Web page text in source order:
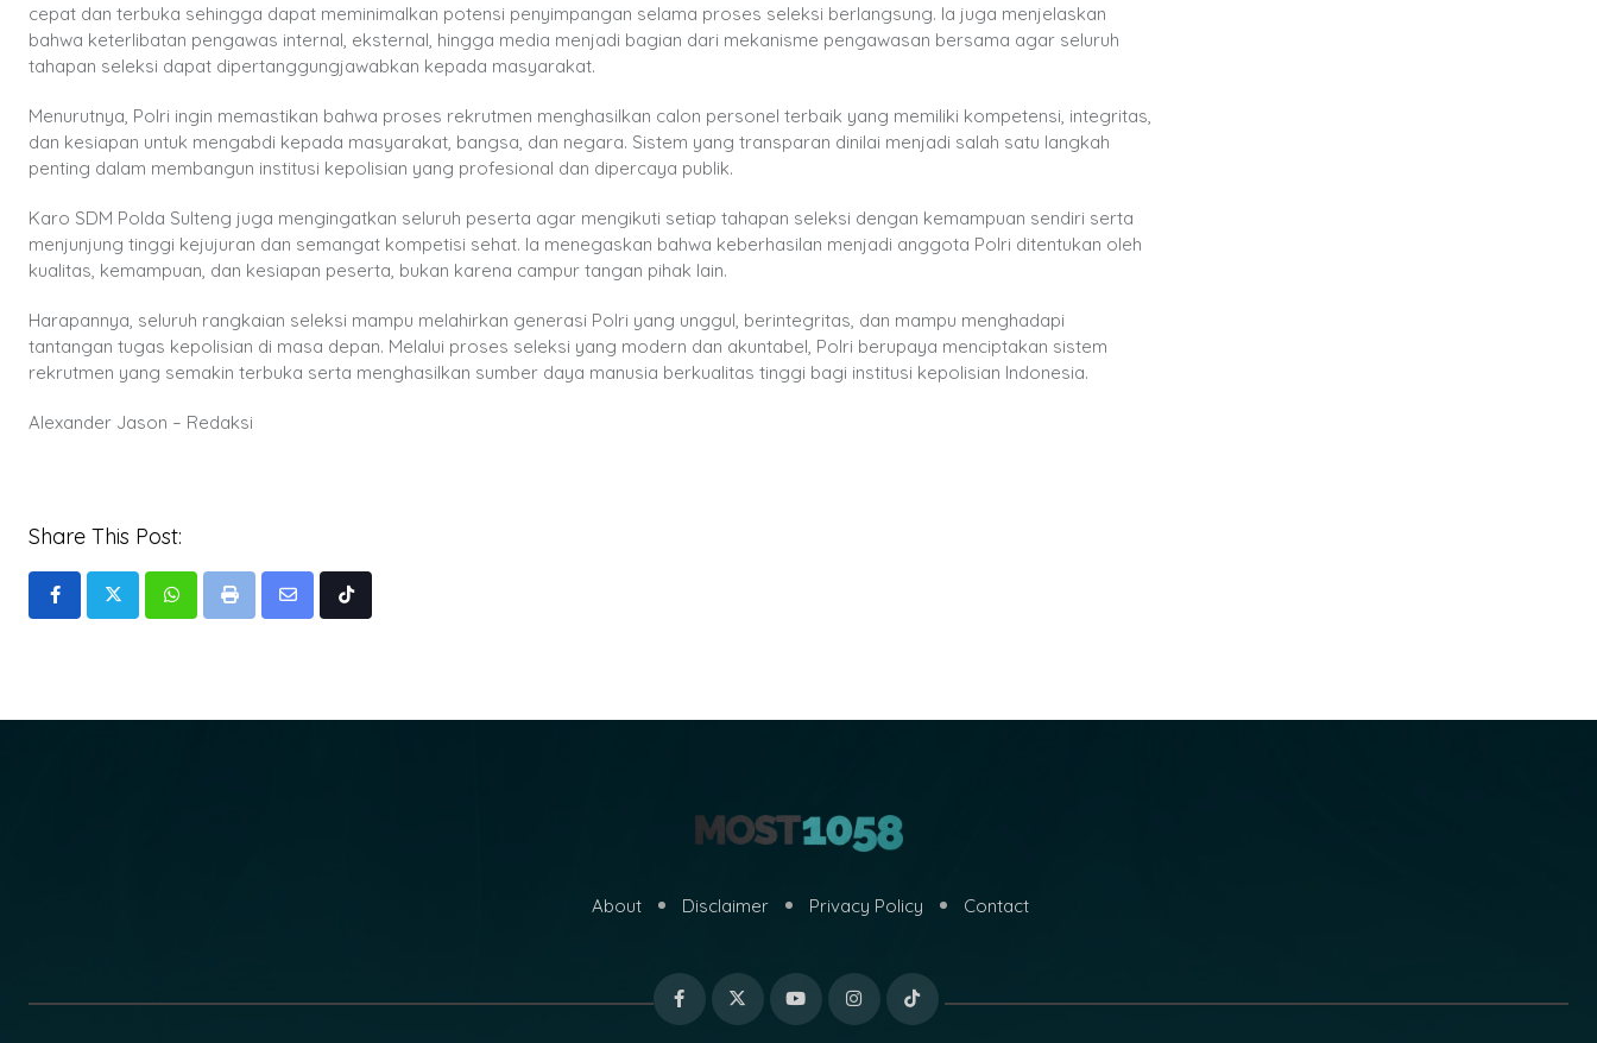
cepat dan terbuka sehingga dapat meminimalkan potensi penyimpangan selama proses seleksi berlangsung. Ia juga menjelaskan
bahwa keterlibatan pengawas internal, eksternal, hingga media menjadi bagian dari mekanisme pengawasan bersama agar seluruh
tahapan seleksi dapat dipertanggungjawabkan kepada masyarakat.
Menurutnya, Polri ingin memastikan bahwa proses rekrutmen menghasilkan calon personel terbaik yang memiliki kompetensi, integritas,
dan kesiapan untuk mengabdi kepada masyarakat, bangsa, dan negara. Sistem yang transparan dinilai menjadi salah satu langkah
penting dalam membangun institusi kepolisian yang profesional dan dipercaya publik.
Karo SDM Polda Sulteng juga mengingatkan seluruh peserta agar mengikuti setiap tahapan seleksi dengan kemampuan sendiri serta
menjunjung tinggi kejujuran dan semangat kompetisi sehat. Ia menegaskan bahwa keberhasilan menjadi anggota Polri ditentukan oleh
kualitas, kemampuan, dan kesiapan peserta, bukan karena campur tangan pihak lain.
Harapannya, seluruh rangkaian seleksi mampu melahirkan generasi Polri yang unggul, berintegritas, dan mampu menghadapi
tantangan tugas kepolisian di masa depan. Melalui proses seleksi yang modern dan akuntabel, Polri berupaya menciptakan sistem
rekrutmen yang semakin terbuka serta menghasilkan sumber daya manusia berkualitas tinggi bagi institusi kepolisian Indonesia.
Alexander Jason – Redaksi
Share This Post:
WhatsappPrint
Share
Tiktok
About Disclaimer Privacy Policy Contact